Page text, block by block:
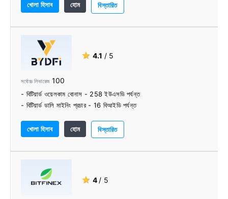
- দ্রুত এবং বিশ্বস্ত সেবা
খোলা হিসাব হোম বিস্তারিত
★ 4.1 / 5
সর্বোচ্চ লিভারেজ 100
- বিটিয়ার্ড ওয়েলকাম বোনাস - 258 ইউএসডি পর্যন্ত
- বিটিয়ার্ড ডালি মাইনিং প্রচার - 16 বিআইডি পর্যন্ত
খোলা হিসাব হোম বিস্তারিত
★ 4 / 5